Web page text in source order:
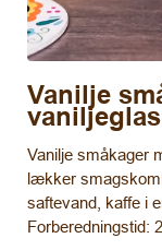
Vanilje
Vanilje småkager
lækker
saftevand, kaffe i
Forberedningstid: